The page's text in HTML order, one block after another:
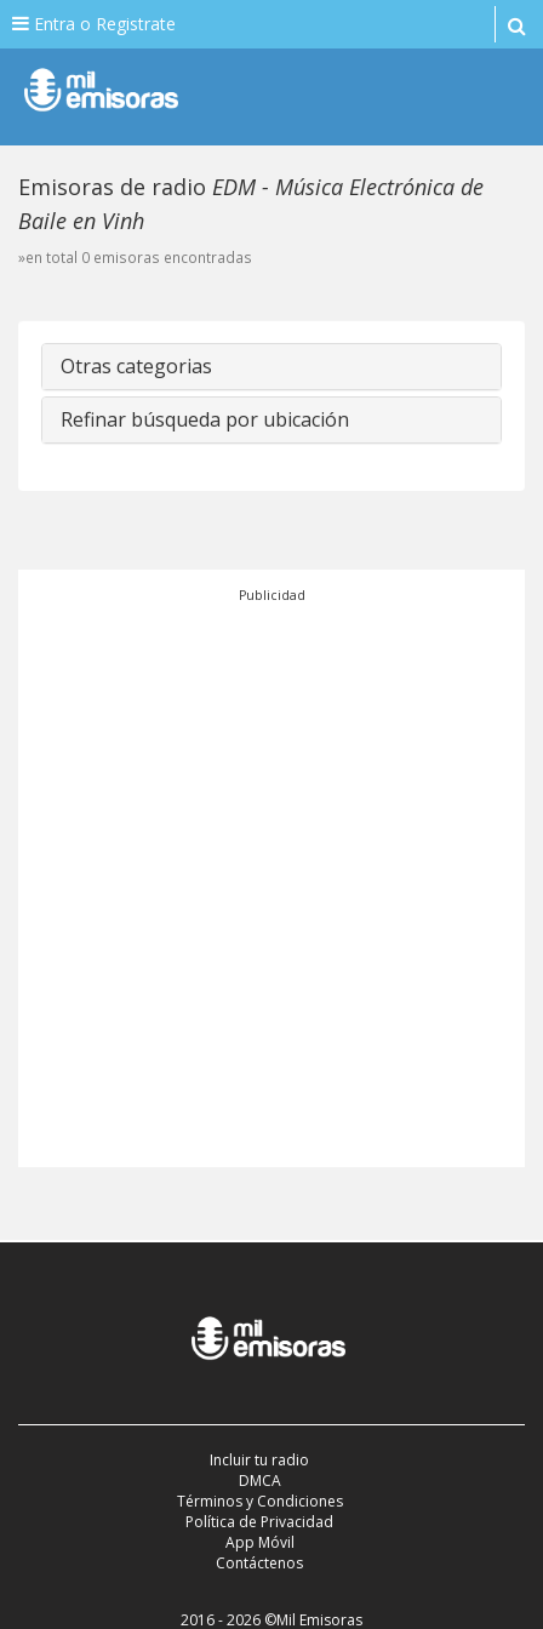
Entra o Registrate
Emisoras de radio EDM - Música Electrónica de
Baile en Vinh
»en total 0 emisoras encontradas
Otras categorias
Refinar búsqueda por ubicación
Publicidad
Incluir tu radio
DMCA
Términos y Condiciones
Política de Privacidad
App Móvil
Contáctenos
2016 - 2026 ©Mil Emisoras